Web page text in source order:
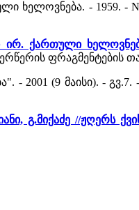
ხელოვნება. - 1959. -
ირ. ქართული
ფრაგმენტების
- 2001 (9 მაისი). -
გ.მიქაძე //ჟღერს